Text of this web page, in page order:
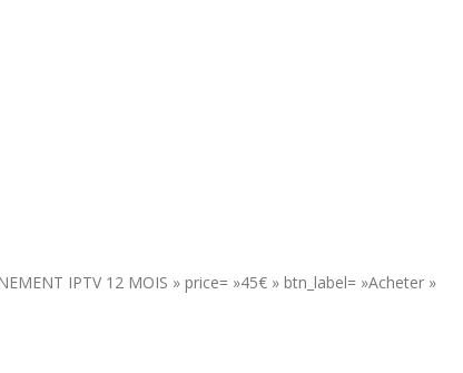
IPTV 12 MOIS » price= »45€ » btn_label= »Acheter »